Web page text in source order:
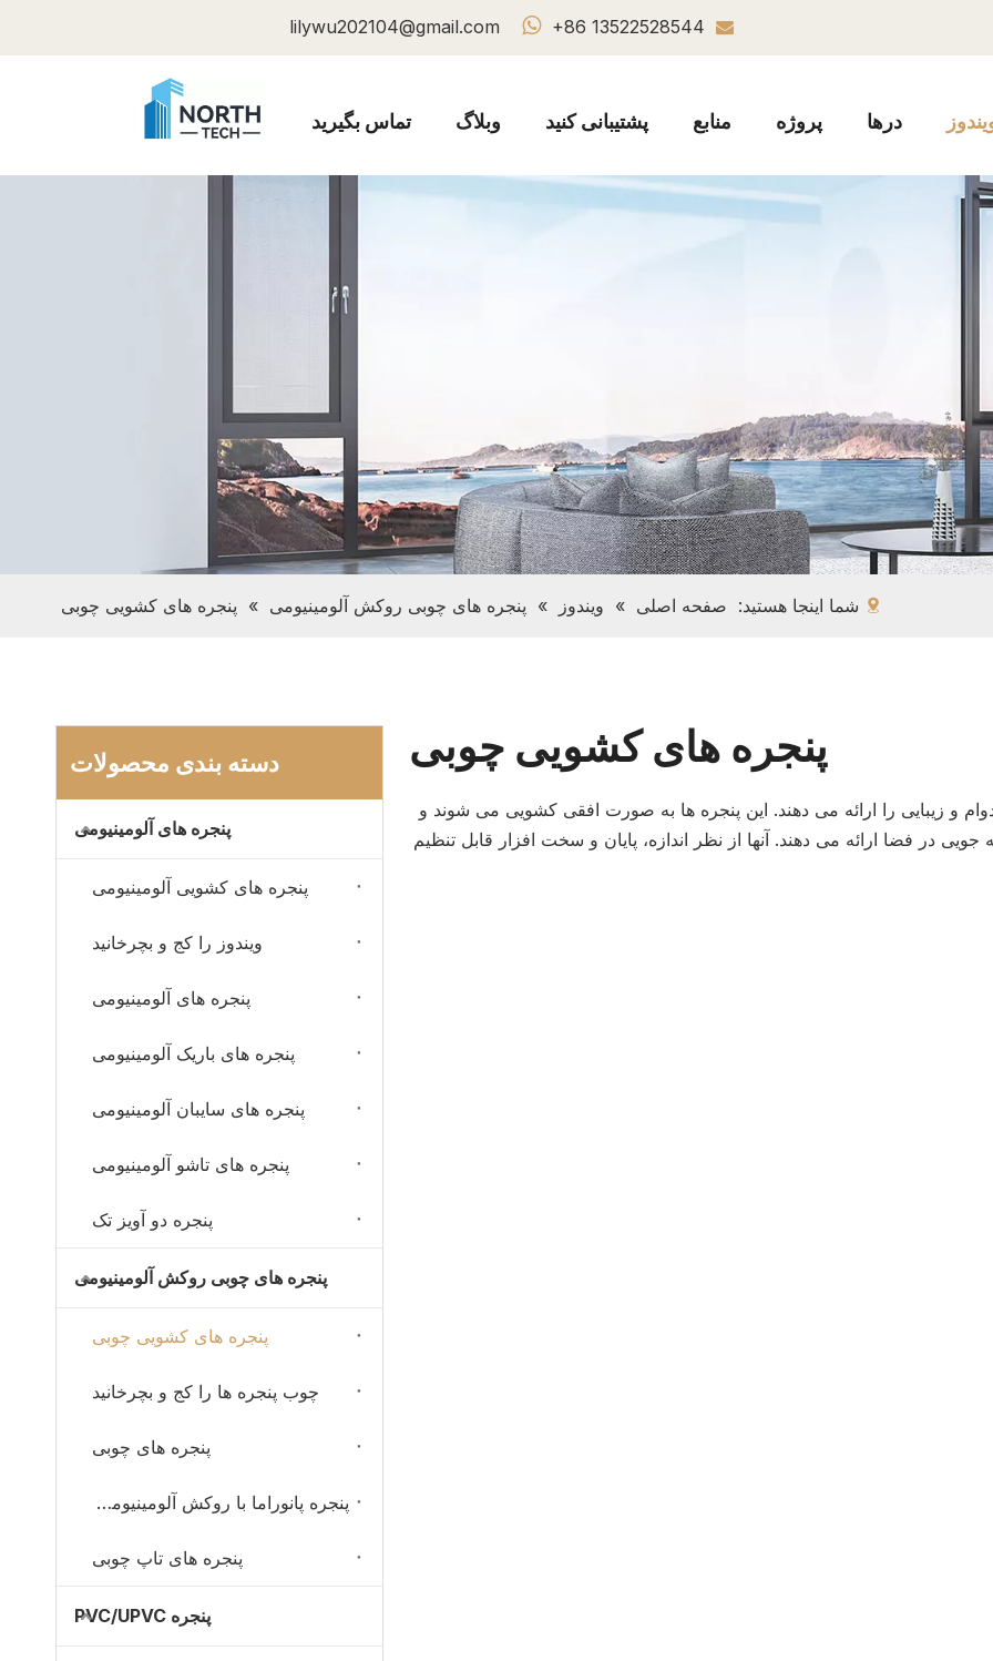

lilywu202104@gmail.com  +86 13522528544
درها پروژه منابع پشتیبانی کنید وبلاگ تماس بگیرید
شما اینجا هستید: صفحه اصلی » ویندوز » پنجره های چوبی روکش آلومینیومی » پنجره های کشویی چوبی
دسته بندی محصولات
پنجره های آلومینیومی
پنجره های کشویی آلومینیومی
ویندوز را کج و بچرخانید
پنجره های آلومینیومی
پنجره های باریک آلومینیومی
پنجره های سایبان آلومینیومی
پنجره های تاشو آلومینیومی
پنجره دو آویز تک
پنجره های چوبی روکش آلومینیومی
پنجره های کشویی چوبی
چوب پنجره ها را کج و بچرخانید
پنجره های چوبی
پنجره پانوراما با روکش آلومینیومی چوبی
پنجره های تاپ چوبی
پنجره PVC/UPVC
پنجره های کشویی چوبی
و زیبایی را ارائه می دهند. این پنجره ها به صورت افقی کشویی می شوند و
فضا ارائه می دهند. آنها از نظر اندازه، پایان و سخت افزار قابل تنظیم